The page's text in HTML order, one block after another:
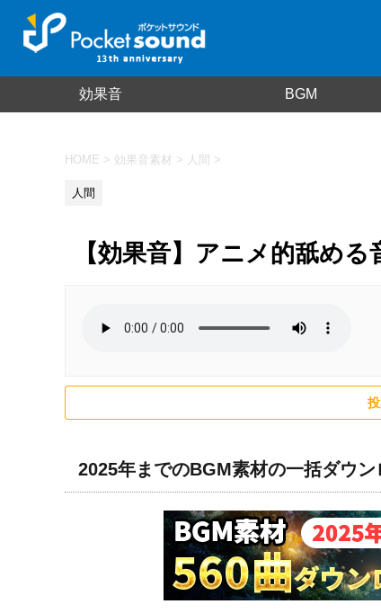
効果音 BGM
HOME > 効果音素材 > 人間 >
人間
【効果音】アニメ的舐める
2025年までのBGM素材の一括ダウ